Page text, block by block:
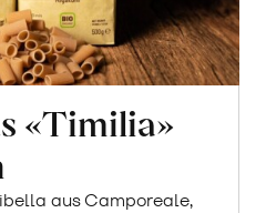
«Timilia»
aus Camporeale,